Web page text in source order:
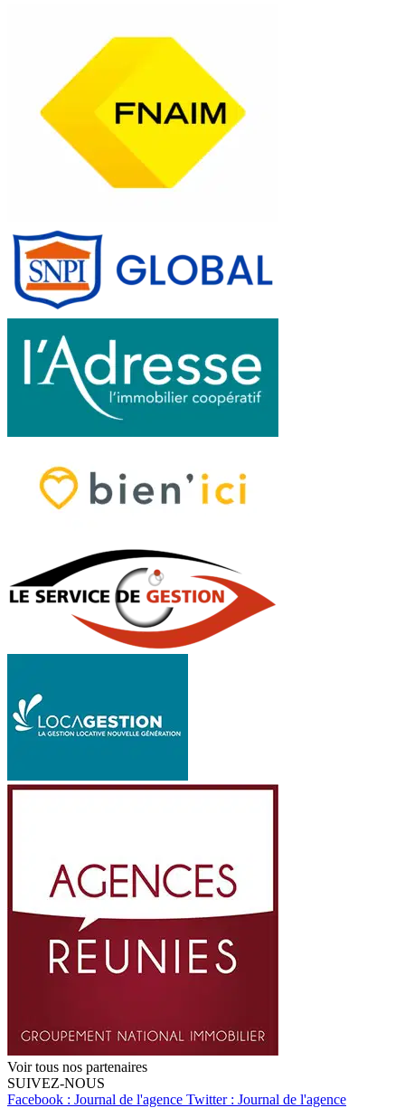
Voir tous nos partenaires
SUIVEZ-NOUS
Facebook : Journal de l'agence Twitter : Journal de l'agence